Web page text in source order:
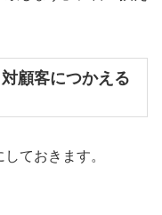
顧客につかえる
ておきます。